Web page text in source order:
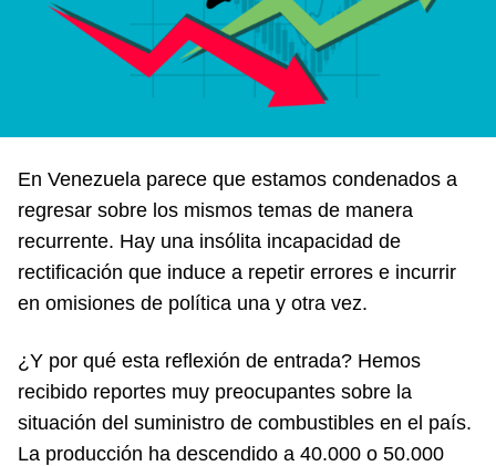
En Venezuela parece que estamos condenados a
regresar sobre los mismos temas de manera
recurrente. Hay una insólita incapacidad de
rectificación que induce a repetir errores e incurrir
en omisiones de política una y otra vez.
¿Y por qué esta reflexión de entrada? Hemos
recibido reportes muy preocupantes sobre la
situación del suministro de combustibles en el país.
La producción ha descendido a 40.000 o 50.000